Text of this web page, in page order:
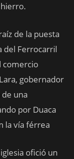
de la puesta
del Ferrocarril
comercio
gobernador
una
por Duaca
la vía férrea
ofició un